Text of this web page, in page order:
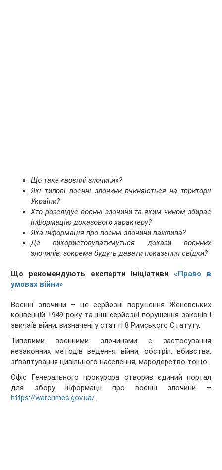
Що таке «воєнні злочини»?
Які типові воєнні злочини вчиняються на території
України?
Хто розслідує воєнні злочини та яким чином збирає
інформацію доказового характеру?
Яка інформація про воєнні злочини важлива?
Де використовуватимуться докази воєнних
злочинів, зокрема будуть давати показання свідки?
Що рекомендують експерти Ініціативи «Право в
умовах війни»
Воєнні злочини – це серйозні порушення Женевських
конвенцій 1949 року та інші серйозні порушення законів і
звичаїв війни, визначені у статті 8 Римського Статуту.
Типовими воєнними злочинами є застосування
незаконних методів ведення війни, обстріл, вбивства,
зґвалтування цивільного населення, мародерство тощо.
Офіс Генерального прокурора створив єдиний портал
для збору інформації про воєнні злочини –
https://warcrimes.gov.ua/.